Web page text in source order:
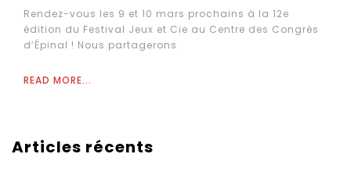
Rendez-vous les 9 et 10 mars prochains à la 12e
édition du Festival Jeux et Cie au Centre des Congrès
d’Épinal ! Nous partagerons .
READ MORE...
Articles récents